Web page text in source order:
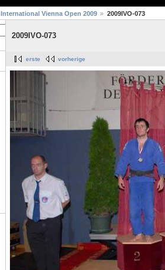
International Vienna Open 2009 2009IVO-073
2009IVO-073
erste vorherige